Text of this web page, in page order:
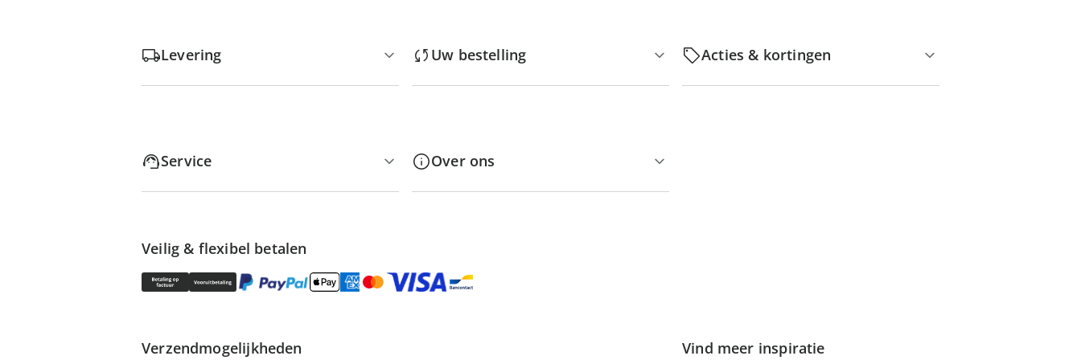
Levering Uw bestelling Acties & kortingen
Service Over ons
Veilig & flexibel betalen
Verzendmogelijkheden Vind meer inspiratie